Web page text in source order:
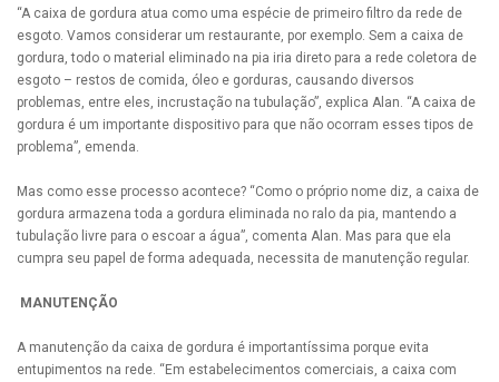
“A caixa de gordura atua como uma espécie de primeiro filtro da rede de
esgoto. Vamos considerar um restaurante, por exemplo. Sem a caixa de
gordura, todo o material eliminado na pia iria direto para a rede coletora de
esgoto – restos de comida, óleo e gorduras, causando diversos
problemas, entre eles, incrustação na tubulação”, explica Alan. “A caixa de
gordura é um importante dispositivo para que não ocorram esses tipos de
problema”, emenda.
Mas como esse processo acontece? “Como o próprio nome diz, a caixa de
gordura armazena toda a gordura eliminada no ralo da pia, mantendo a
tubulação livre para o escoar a água”, comenta Alan. Mas para que ela
cumpra seu papel de forma adequada, necessita de manutenção regular.
MANUTENÇÃO
A manutenção da caixa de gordura é importantíssima porque evita
entupimentos na rede. “Em estabelecimentos comerciais, a caixa com